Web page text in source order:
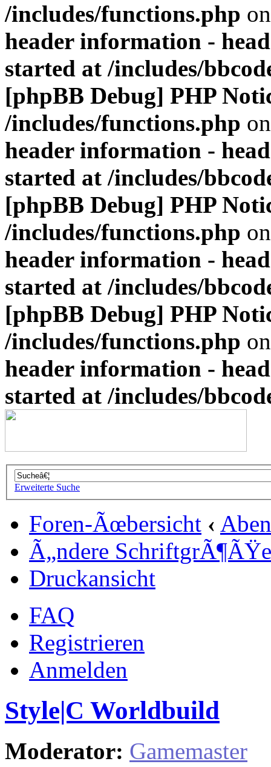
/includes/functions.php
header information -
started at /includes/
[phpBB Debug] PHP
/includes/functions.php
header information -
started at /includes/
[phpBB Debug] PHP
/includes/functions.php
header information -
started at /includes/
[phpBB Debug] PHP
/includes/functions.php
header information -
started at /includes/
Erweiterte Suche
Foren-Ãœbersicht ‹
Ã„ndere SchriftgrÃ¶ÃŸe
Druckansicht
FAQ
Registrieren
Anmelden
Style|C Worldbuild
Moderator: Gamemaster